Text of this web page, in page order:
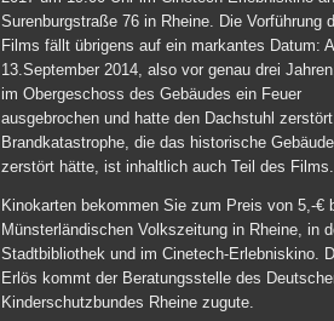
Surenburgstraße 76 in Rheine. Die Vorführung
Films fällt übrigens auf ein markantes Datum:
13.September 2014, also vor genau drei
im Obergeschoss des Gebäudes ein Feuer
ausgebrochen und hatte den Dachstuhl
Brandkatastrophe, die das historische
zerstört hätte, ist inhaltlich auch Teil des Films.
Kinokarten bekommen Sie zum Preis von 5,-€
Münsterländischen Volkszeitung in Rheine, in
Stadtbibliothek und im Cinetech-Erlebniskino.
Erlös kommt der Beratungsstelle des
Kinderschutzbundes Rheine zugute.